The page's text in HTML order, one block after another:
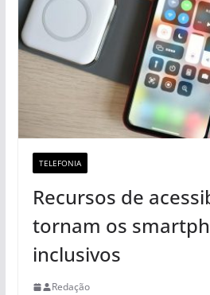
TELEFONIA
Recursos de
tornam os
inclusivos
Redação